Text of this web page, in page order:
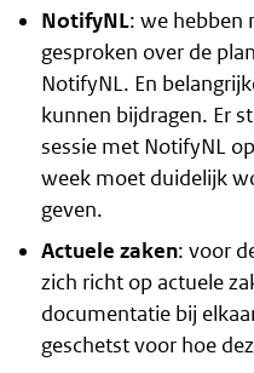
NotifyNL: we hebben
gesproken over de
NotifyNL. En
kunnen bijdragen. Er
sessie met NotifyNL
week moet duidelijk
geven.
Actuele zaken: voor
zich richt op actuele
documentatie bij
geschetst voor hoe